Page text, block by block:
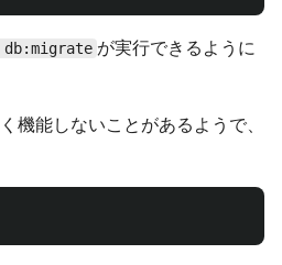
が実行できるように
機能しないことがあるようで、